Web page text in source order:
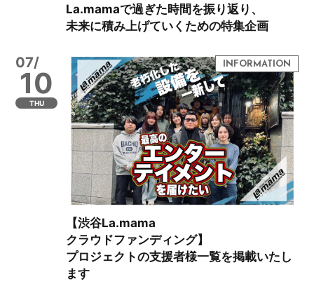
La.mamaで過ぎた時間を振り返り、
未来に積み上げていくための特集企画
07/
10
THU
【渋谷La.mama
クラウドファンディング】
プロジェクトの支援者様一覧を掲載いたし
ます